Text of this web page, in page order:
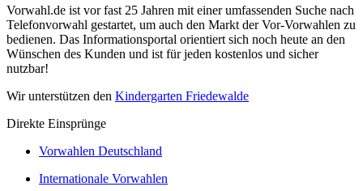
Vorwahl.de ist vor fast 25 Jahren mit einer umfassenden Suche nach
Telefonvorwahl gestartet, um auch den Markt der Vor-Vorwahlen zu
bedienen. Das Informationsportal orientiert sich noch heute an den
Wünschen des Kunden und ist für jeden kostenlos und sicher
nutzbar!
Wir unterstützen den Kindergarten Friedewalde
Direkte Einsprünge
Vorwahlen Deutschland
Internationale Vorwahlen